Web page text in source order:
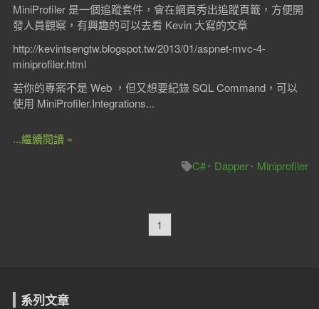
MiniProfiler 是一個追蹤套件，會在網頁秀出追蹤頁籤，方便開
發人員觀察，有興趣的可以去看 Kevin 大寫的文章
http://kevintsengtw.blogspot.tw/2013/01/aspnet-mvc-4-
miniprofiler.html
若你的專案不是 Web ，但又想要紀錄 SQL Command，可以
使用 MiniProfiler.Integrations...
...繼續閱讀 »
C#
Dapper Miniprofiler
1
系列文章